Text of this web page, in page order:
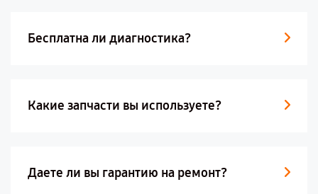
Бесплатна ли диагностика?
Какие запчасти вы используете?
Даете ли вы гарантию на ремонт?